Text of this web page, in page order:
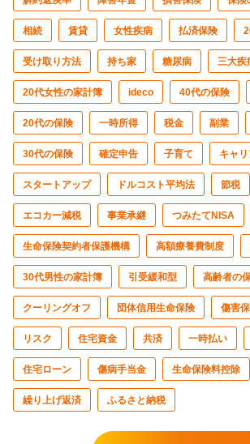
相続 賃貸 女性疾病 払済保険
受け取り方法 持ち家 糖尿病 三大疾
20代女性の家計簿 ideco 40代の保険
20代の保険 一時所得 税金 副業
30代の保険 確定申告 子育て キャ
スタートアップ ドルコスト平均法 節税
エコカー減税 事業承継 つみたてNISA
生命保険契約者保護機構 高額療養費制度
30代男性の家計簿 引受緩和型 高齢者の
クーリングオフ 団体信用生命保険 傷害
リスク 住宅資金 共済 一時払い
住宅ローン 傷病手当金 生命保険料控除
繰り上げ返済 ふるさと納税